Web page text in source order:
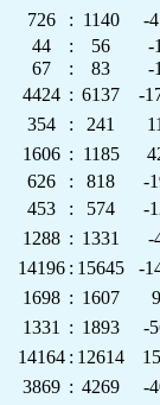
726 : 1140
-
44 : 56
-
67 : 83
-
4424 : 6137
-
354 : 241
1606 : 1185
626 : 818
-
453 : 574
-
1288 : 1331
-
14196 : 15645
-
1698 : 1607
1331 : 1893
-
14164 : 12614
3869 : 4269
-